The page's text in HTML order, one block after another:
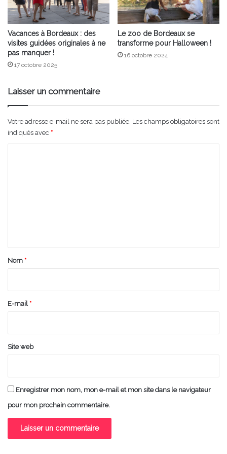
Vacances à Bordeaux : des
visites guidées originales à ne
pas manquer !
17 octobre 2025
Le zoo de Bordeaux se
transforme pour Halloween !
16 octobre 2024
Laisser un commentaire
Votre adresse e-mail ne sera pas publiée. Les champs obligatoires sont
indiqués avec *
a
e
Nom *
E-mail *
Site web
Enregistrer mon nom, mon e-mail et mon site dans le navigateur
pour mon prochain commentaire.